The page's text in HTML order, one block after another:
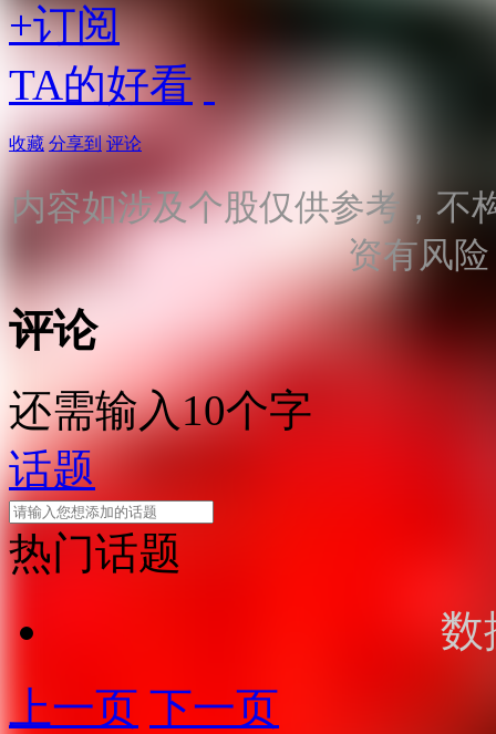
+订阅
TA的好看
收藏 分享到 评论
内容如涉及个股仅供参考，不
资有风
评论
还需输入10个字
话题
热门话题
数
上一页 下一页